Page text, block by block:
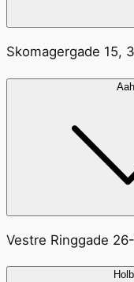
Skomagergade 15,
Vestre Ringgade